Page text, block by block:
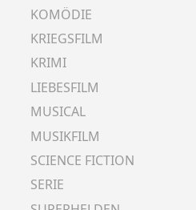
KOMÖDIE
KRIEGSFILM
KRIMI
LIEBESFILM
MUSICAL
MUSIKFILM
SCIENCE FICTION
SERIE